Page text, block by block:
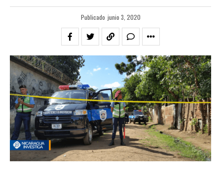
Publicado junio 3, 2020